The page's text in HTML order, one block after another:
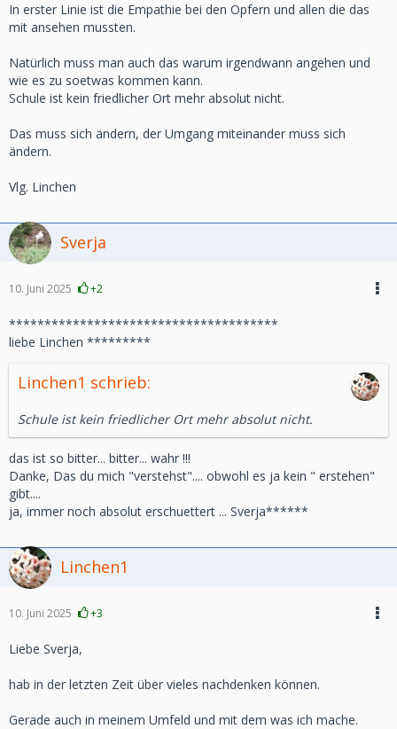
In erster Linie ist die Empathie bei den Opfern und allen die das
mit ansehen mussten.
Natürlich muss man auch das warum irgendwann angehen und
wie es zu soetwas kommen kann.
Schule ist kein friedlicher Ort mehr absolut nicht.
Das muss sich ändern, der Umgang miteinander muss sich
ändern.
Vlg. Linchen
Sverja
10. Juni 2025 +2
**************************************
liebe Linchen *********
Linchen1 schrieb:
Schule ist kein friedlicher Ort mehr absolut nicht.
das ist so bitter... bitter... wahr !!!
Danke, Das du mich "verstehst".... obwohl es ja kein " erstehen"
gibt....
ja, immer noch absolut erschuettert ... Sverja******
Linchen1
10. Juni 2025 +3
Liebe Sverja,
hab in der letzten Zeit über vieles nachdenken können.
Gerade auch in meinem Umfeld und mit dem was ich mache.